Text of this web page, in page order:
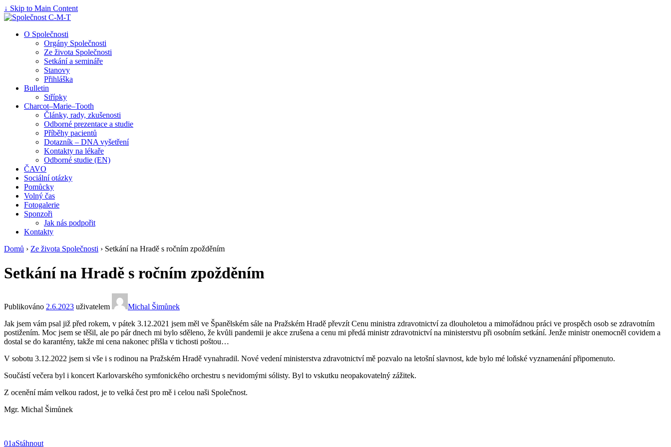
↓ Skip to Main Content
O Společnosti
Orgány Společnosti
Ze života Společnosti
Setkání a semináře
Stanovy
Přihláška
Bulletin
Střípky
Charcot–Marie–Tooth
Články, rady, zkušenosti
Odborné prezentace a studie
Příběhy pacientů
Dotazník – DNA vyšetření
Kontakty na lékaře
Odborné studie (EN)
ČAVO
Sociální otázky
Pomůcky
Volný čas
Fotogalerie
Sponzoři
Jak nás podpořit
Kontakty
Domů › Ze života Společnosti › Setkání na Hradě s ročním zpožděním
Setkání na Hradě s ročním zpožděním
Publikováno 2.6.2023 uživatelem
Michal Šimůnek
Jak jsem vám psal již před rokem, v pátek 3.12.2021 jsem měl ve Španělském sále na Pražském Hradě převzít Cenu ministra zdravotnictví za dlouholetou a mimořádnou práci ve prospěch osob se zdravotním
postižením. Moc jsem se těšil, ale po pár dnech mi bylo sděleno, že kvůli pandemii je akce zrušena a cenu mi předá ministr zdravotnictví na ministerstvu při osobním setkání. Jenže ministr onemocněl covidem a
dostal se do karantény, takže mi cena nakonec přišla v tichosti poštou…
V sobotu 3.12.2022 jsem si vše i s rodinou na Pražském Hradě vynahradil. Nové vedení ministerstva zdravotnictví mě pozvalo na letošní slavnost, kde bylo mé loňské vyznamenání připomenuto.
Součástí večera byl i koncert Karlovarského symfonického orchestru s nevidomými sólisty. Byl to vskutku neopakovatelný zážitek.
Z ocenění mám velkou radost, je to velká čest pro mě i celou naši Společnost.
Mgr. Michal Šimůnek
01aStáhnout